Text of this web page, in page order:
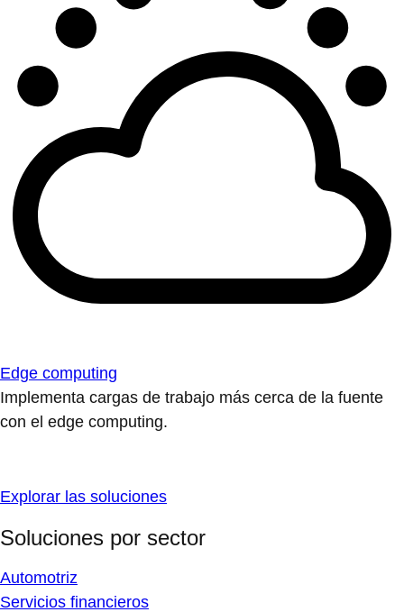
Edge computing
Implementa cargas de trabajo más cerca de la fuente
con el edge computing.
Explorar las soluciones
Soluciones por sector
Automotriz
Servicios financieros